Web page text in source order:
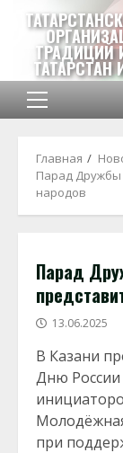
Перейти
содержимому
ТРАДИЦИЙ
ТАТАРСТАН
Основное
Главная
Парад Дружбы
народов
Парад
13.06.2025
В Казани
Дню
при